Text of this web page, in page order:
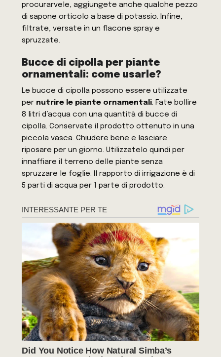
procurarvele, aggiungete anche qualche pezzo
di sapone orticolo a base di potassio. Infine,
filtrate, versate in un flacone spray e
spruzzate.
Bucce di cipolla per piante
ornamentali: come usarle?
Le bucce di cipolla possono essere utilizzate
per nutrire le piante ornamentali. Fate bollire
8 litri d’acqua con una quantità di bucce di
cipolla. Conservate il prodotto ottenuto in una
piccola vasca. Chiudere bene e lasciare
riposare per un giorno. Utilizzatelo quindi per
innaffiare il terreno delle piante senza
spruzzare le foglie. Il rapporto di irrigazione è di
5 parti di acqua per 1 parte di prodotto.